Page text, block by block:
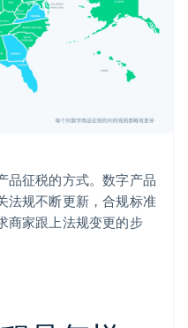
品征税的方式。数字产品
法规不断更新，合规标准
商家跟上法规变更的步